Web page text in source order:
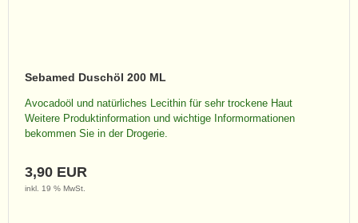
Sebamed Duschöl 200 ML
Avocadoöl und natürliches Lecithin für sehr trockene Haut
Weitere Produktinformation und wichtige Informormationen
bekommen Sie in der Drogerie.
3,90 EUR
inkl. 19 % MwSt.